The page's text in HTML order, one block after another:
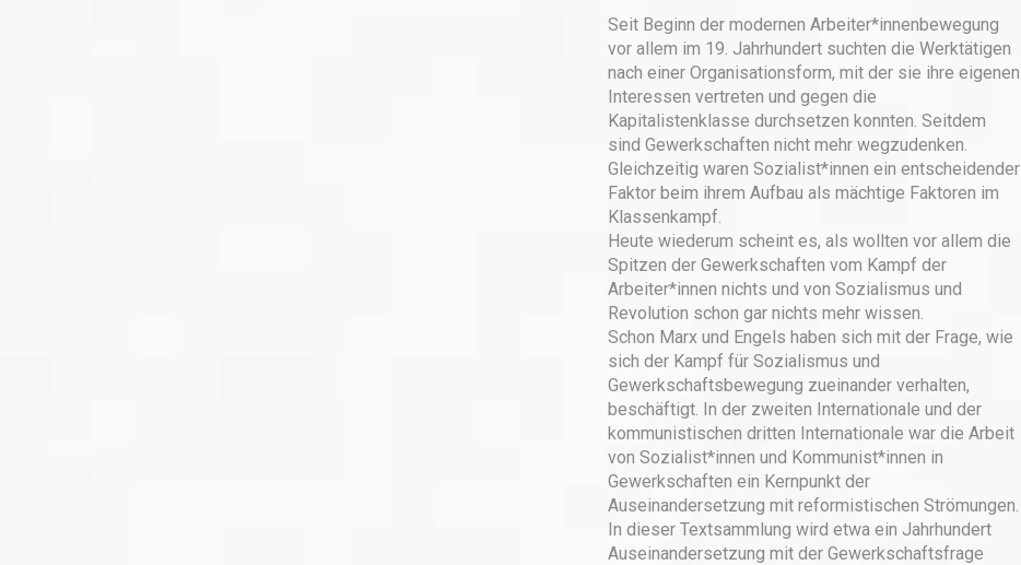
Seit Beginn der modernen Arbeiter*innenbewegung
vor allem im 19. Jahrhundert suchten die Werktätigen
nach einer Organisationsform, mit der sie ihre eigenen
Interessen vertreten und gegen die
Kapitalistenklasse durchsetzen konnten. Seitdem
sind Gewerkschaften nicht mehr wegzudenken.
Gleichzeitig waren Sozialist*innen ein entscheidender
Faktor beim ihrem Aufbau als mächtige Faktoren im
Klassenkampf.
Heute wiederum scheint es, als wollten vor allem die
Spitzen der Gewerkschaften vom Kampf der
Arbeiter*innen nichts und von Sozialismus und
Revolution schon gar nichts mehr wissen.
Schon Marx und Engels haben sich mit der Frage, wie
sich der Kampf für Sozialismus und
Gewerkschaftsbewegung zueinander verhalten,
beschäftigt. In der zweiten Internationale und der
kommunistischen dritten Internationale war die Arbeit
von Sozialist*innen und Kommunist*innen in
Gewerkschaften ein Kernpunkt der
Auseinandersetzung mit reformistischen Strömungen.
In dieser Textsammlung wird etwa ein Jahrhundert
Auseinandersetzung mit der Gewerkschaftsfrage